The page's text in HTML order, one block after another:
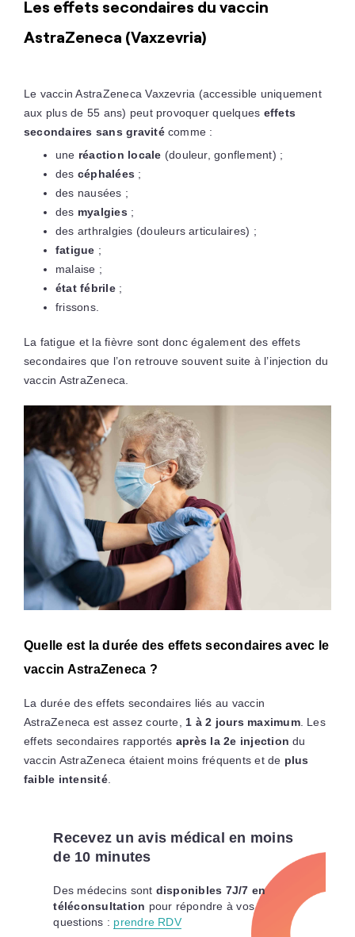
Les effets secondaires du vaccin
AstraZeneca (Vaxzevria)
Le vaccin AstraZeneca Vaxzevria (accessible uniquement
aux plus de 55 ans) peut provoquer quelques effets
secondaires sans gravitécomme :
une réaction locale (douleur, gonflement) ;
des céphalées ;
des nausées ;
des myalgies ;
des arthralgies (douleurs articulaires) ;
fatigue ;
malaise ;
état fébrile;
frissons.
La fatigue et la fièvre sont donc également des effets
secondaires que l’on retrouve souvent suite à l’injection du
vaccin AstraZeneca.
Quelle est la durée des effets secondaires avec le
vaccin AstraZeneca ?
La durée des effets secondaires liés au vaccin
AstraZeneca est assez courte, 1 à 2 jours maximum. Les
effets secondaires rapportés après la 2e injection du
vaccin AstraZeneca étaient moins fréquents et de plus
faible intensité.
Recevez un avis médical en moins
de 10 minutes
Des médecins sont disponibles 7J/7 en
téléconsultation pour répondre à vos
questions : prendre RDV